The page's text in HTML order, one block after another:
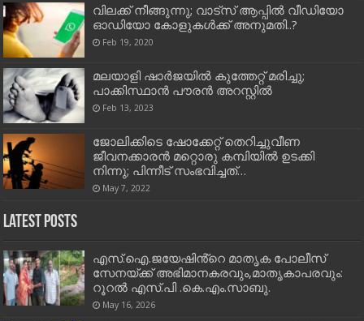
വിലക്ക് നീങ്ങുന്നു; വാട്‌സ് ആപ്പില്‍ വീഡിയോ
ഓഡിയോ കോളുകള്‍ക്ക് അനുമതി..?
Feb 19, 2020
മലയാളി ഷാർജയിൽ കുത്തേറ്റ് മരിച്ചു;
പാക്കിസ്ഥാൻ പൗരൻ അറസ്റ്റിൽ
Feb 13, 2023
ജോലിക്കിടെ ഷോക്കേറ്റ് തെറിച്ചുവീണ
ജീവനക്കാരൻ മറ്റൊരു കമ്പിയിൽ ഉടക്കി
നിന്നു; പിന്നീട് സംഭവിച്ചത്…
May 7, 2022
Latest Posts
എസ്.ഐ.ജയേഷിൻ്റെ മാതൃക പോലീസ്
സേനയ്ക്ക് അഭിമാനകരവും,മാതൃകാപരവും:
റൂറൽ എസ്.പി .കെ.എം.സാബു.
May 16, 2026